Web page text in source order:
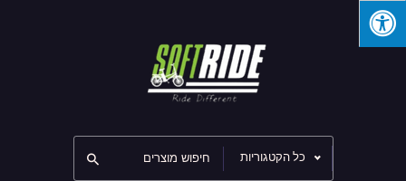
כל הקטגוריות